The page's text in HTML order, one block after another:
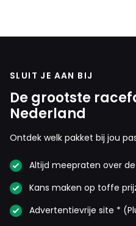
SLUIT JE AAN BIJ
De grootste
Nederland
Ontdek welk pakket bij jou
Altijd meepraten over de
Kans maken op toffe
Advertentievrije site *